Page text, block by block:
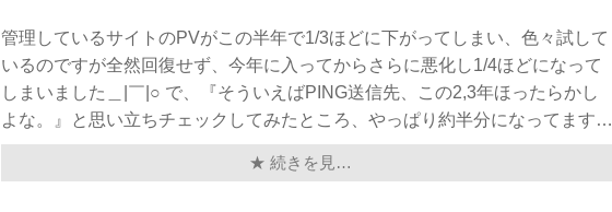
管理しているサイトのPVがこの半年で1/3ほどに下がってしまい、色々試して
いるのですが全然回復せず、今年に入ってからさらに悪化し1/4ほどになって
しまいました＿|￣|○ で、『そういえばPING送信先、この2,3年ほったらかし
よな。』と思い立ちチェックしてみたところ、やっぱり約半分になってます…
★ 続きを見…